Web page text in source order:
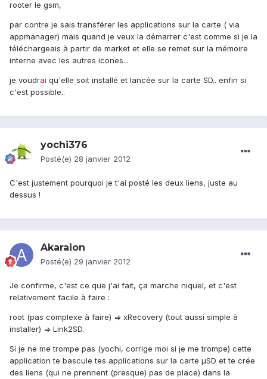
rooter le gsm,
par contre je sais transférer les applications sur la carte ( via
appmanager) mais quand je veux la démarrer c'est comme si je la
téléchargeais à partir de market et elle se remet sur la mémoire
interne avec les autres icones...
je voudrai qu'elle soit installé et lancée sur la carte SD.. enfin si
c'est possible..
yochi376
Posté(e) 28 janvier 2012
C'est justement pourquoi je t'ai posté les deux liens, juste au
dessus !
Akaraion
Posté(e) 29 janvier 2012
Je confirme, c'est ce que j'ai fait, ça marche niquel, et c'est
relativement facile à faire :
root (pas complexe à faire) => xRecovery (tout aussi simple à
installer) => Link2SD.
Si je ne me trompe pas (yochi, corrige moi si je me trompe) cette
application te bascule tes applications sur la carte µSD et te crée
des liens (qui ne prennent (presque) pas de place) dans la